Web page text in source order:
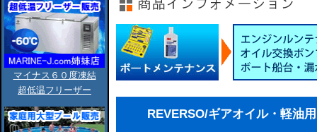
マイナス６０度凍結
超低温フリーザー
REVERSO/ギアオイル・軽油